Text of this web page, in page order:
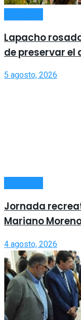
Lapacho
de preservar el
5 agosto, 2026
Jornada
Mariano
4 agosto, 2026